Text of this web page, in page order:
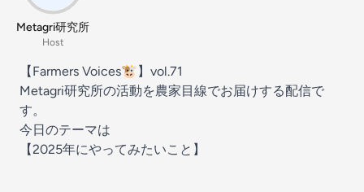
Metagri研究所
Host
【Farmers Voices🐮】vol.71
Metagri研究所の活動を農家目線でお届けする配信で
す。
今日のテーマは
【2025年にやってみたいこと】